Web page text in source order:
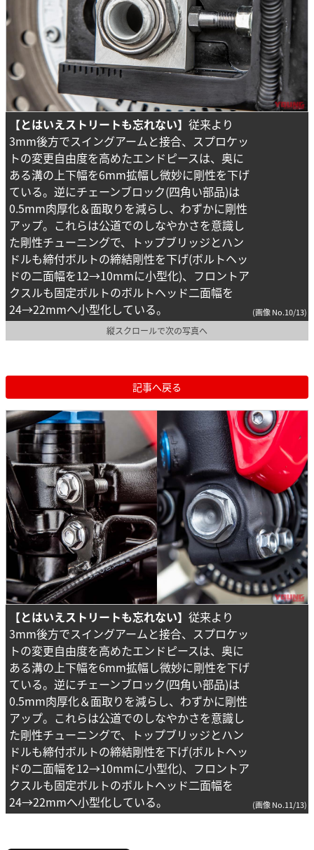
【とはいえストリートも忘れない】 従来より
3mm後方でスイングアームと接合、スプロケッ
トの変更自由度を高めたエンドピースは、奥に
ある溝の上下幅を6mm拡幅し微妙に剛性を下げ
ている。逆にチェーンブロック(四角い部品)は
0.5mm肉厚化＆面取りを減らし、わずかに剛性
アップ。これらは公道でのしなやかさを意識し
た剛性チューニングで、トップブリッジとハン
ドルも締付ボルトの締結剛性を下げ(ボルトヘッ
ドの二面幅を12→10mmに小型化)、フロントア
クスルも固定ボルトのボルトヘッド二面幅を
24→22mmへ小型化している。
(画像 No.10/13)
縦スクロールで次の写真へ
記事へ戻る
【とはいえストリートも忘れない】 従来より
3mm後方でスイングアームと接合、スプロケッ
トの変更自由度を高めたエンドピースは、奥に
ある溝の上下幅を6mm拡幅し微妙に剛性を下げ
ている。逆にチェーンブロック(四角い部品)は
0.5mm肉厚化＆面取りを減らし、わずかに剛性
アップ。これらは公道でのしなやかさを意識し
た剛性チューニングで、トップブリッジとハン
ドルも締付ボルトの締結剛性を下げ(ボルトヘッ
ドの二面幅を12→10mmに小型化)、フロントア
クスルも固定ボルトのボルトヘッド二面幅を
24→22mmへ小型化している。
(画像 No.11/13)